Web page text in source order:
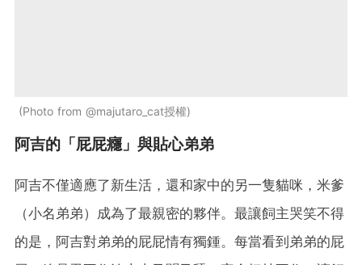
Photo from @majutaro_cat授權
阿吉的「屁屁癮」與貼心弟弟
阿吉不僅適應了新生活，還和家中的另一隻貓咪，米爹
（小名弟弟）成為了最親密的夥伴。最讓飼主哭笑不得
的是，阿吉對弟弟的屁屁情有獨鍾。每當看到弟弟的屁